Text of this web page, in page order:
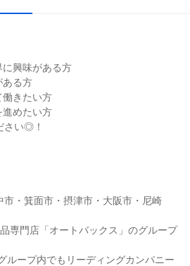
に興味がある方
ある方
働きたい方
進めたい方
さい◎！
市・箕面市・摂津市・大阪市・尼崎
専門店「オートバックス」のグループ
ループ内でもリーディングカンパニー